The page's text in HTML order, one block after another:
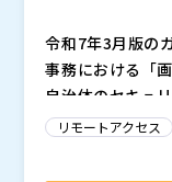
令和7年3月版の
事務における「
自治体のセキュ
し、従来型VDIは
多くの自治体で
リモートアクセス